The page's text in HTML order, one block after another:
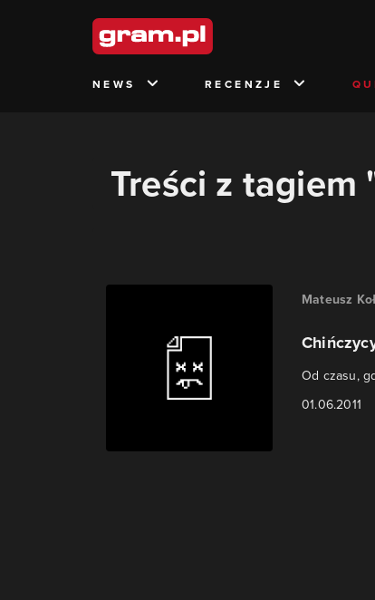
NEWS RECENZJE
Treści z
Mateusz
Od czasu,
01.06.2011